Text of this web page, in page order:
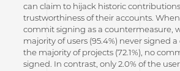
can claim to hijack historic
trustworthiness of their accounts.
commit signing as a countermeasure,
majority of users (95.4%) never signed
the majority of projects (72.1%), no
signed. In contrast, only 2.0% of the